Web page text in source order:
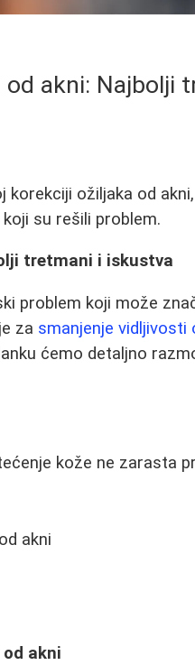
od akni: Najbolji
ožiljaka od
su rešili problem.
tretmani i iskustva
problem koji može
za smanjenje vidljivosti
ćemo detaljno
kože ne zarasta
akni
akni